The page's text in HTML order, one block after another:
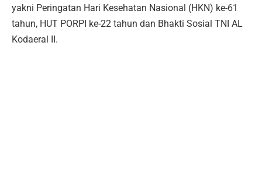
yakni Peringatan Hari Kesehatan Nasional (HKN) ke-61
tahun, HUT PORPI ke-22 tahun dan Bhakti Sosial TNI AL
Kodaeral II.